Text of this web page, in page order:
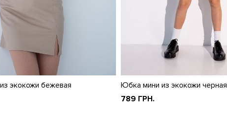
экокожи бежевая
Юбка мини из экокожи черная
789 ГРН.